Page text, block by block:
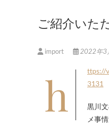
ご紹介いた
import 2022年3
https://voicy.jp/channel/2570/29 3131
黒川
メ事